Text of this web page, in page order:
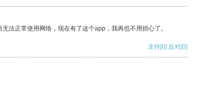
法正常使用网络，现在有了这个app，我再也不用担心了。
支持[0] 反对[0]